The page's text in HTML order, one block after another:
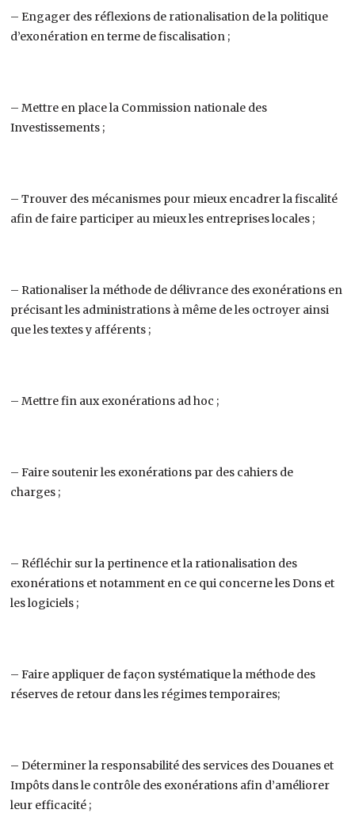
– Engager des réflexions de rationalisation de la politique
d’exonération en terme de fiscalisation ;
– Mettre en place la Commission nationale des
Investissements ;
– Trouver des mécanismes pour mieux encadrer la fiscalité
afin de faire participer au mieux les entreprises locales ;
– Rationaliser la méthode de délivrance des exonérations en
précisant les administrations à même de les octroyer ainsi
que les textes y afférents ;
– Mettre fin aux exonérations ad hoc ;
– Faire soutenir les exonérations par des cahiers de
charges ;
– Réfléchir sur la pertinence et la rationalisation des
exonérations et notamment en ce qui concerne les Dons et
les logiciels ;
– Faire appliquer de façon systématique la méthode des
réserves de retour dans les régimes temporaires;
– Déterminer la responsabilité des services des Douanes et
Impôts dans le contrôle des exonérations afin d’améliorer
leur efficacité ;